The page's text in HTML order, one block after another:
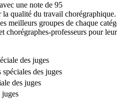
une note de 95
qualité du travail chorégraphique.
meilleurs groupes de chaque
chorégraphes-professeurs pour
des juges
des juges
des juges
juges